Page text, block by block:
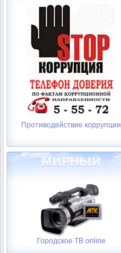
Противодействие коррупции
Городское ТВ online